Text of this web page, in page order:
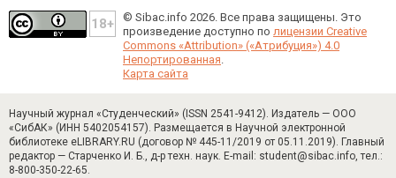
© Sibac.info 2026. Все права защищены. Это
произведение доступно по лицензии Creative
Commons «Attribution» («Атрибуция») 4.0
Непортированная.
Карта сайта
Научный журнал «Студенческий» (ISSN 2541-9412). Издатель — ООО
«СибАК» (ИНН 5402054157). Размещается в Научной электронной
библиотеке eLIBRARY.RU (договор № 445-11/2019 от 05.11.2019). Главный
редактор — Старченко И. Б., д-р техн. наук. E-mail: student@sibac.info, тел.:
8-800-350-22-65.